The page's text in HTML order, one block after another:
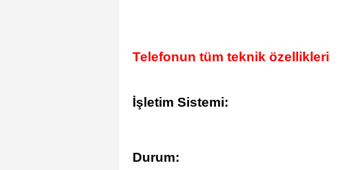
Telefonun tüm teknik özellikleri
İşletim Sistemi:
Durum: